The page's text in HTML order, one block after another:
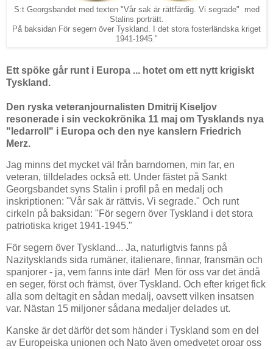
S:t Georgsbandet med texten "Vår sak är rättfärdig. Vi segrade" med
Stalins porträtt.
På baksidan För segern över Tyskland. I det stora fosterländska kriget
1941-1945."
Ett spöke går runt i Europa ... hotet om ett nytt krigiskt
Tyskland.
Den ryska veteranjournalisten Dmitrij Kiseljov
resonerade i sin veckokrönika 11 maj om Tysklands nya
"ledarroll" i Europa och den nye kanslern Friedrich
Merz.
Jag minns det mycket väl från barndomen, min far, en
veteran, tilldelades också ett. Under fästet på Sankt
Georgsbandet syns Stalin i profil på en medalj och
inskriptionen: "Vår sak är rättvis. Vi segrade." Och runt
cirkeln på baksidan: "För segern över Tyskland i det stora
patriotiska kriget 1941-1945."
För segern över Tyskland... Ja, naturligtvis fanns på
Nazitysklands sida rumäner, italienare, finnar, fransmän och
spanjorer - ja, vem fanns inte där! Men för oss var det ändå
en seger, först och främst, över Tyskland. Och efter kriget fick
alla som deltagit en sådan medalj, oavsett vilken insatsen
var. Nästan 15 miljoner sådana medaljer delades ut.
Kanske är det därför det som händer i Tyskland som en del
av Europeiska unionen och Nato även omedvetet oroar oss